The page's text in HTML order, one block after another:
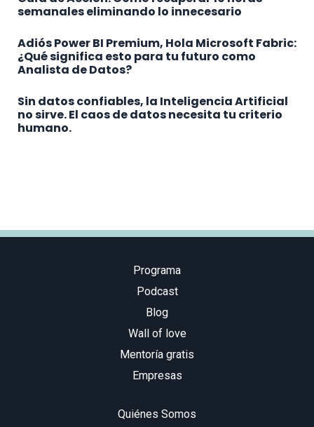
semanales eliminando lo innecesario
Adiós Power BI Premium, Hola Microsoft Fabric:
¿Qué significa esto para tu futuro como
Analista de Datos?
Sin datos confiables, la Inteligencia Artificial
no sirve. El caos de datos necesita tu criterio
humano.
Programa
Podcast
Blog
Wall of love
Mentoría gratis
Empresas
Quiénes Somos